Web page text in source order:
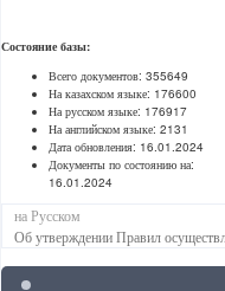
Состояние базы:
Всего документов: 355649
На казахском языке: 176600
На русском языке: 176917
На английском языке: 2131
Дата обновления: 16.01.2024
Документы по состоянию на:
16.01.2024
на Русском
Об утверждении Правил